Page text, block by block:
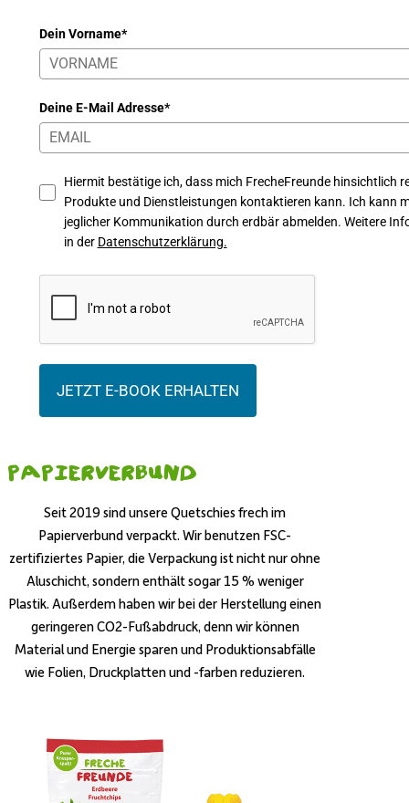
Dein Vorname*
Deine E-Mail Adresse*
Hiermit bestätige ich, dass mich FrecheFreunde hinsichtlich
Produkte und Dienstleistungen kontaktieren kann. Ich kann
jeglicher Kommunikation durch erdbär abmelden. Weitere
in der Datenschutzerklärung.
JETZT E-BOOK ERHALTEN
Papierverbund
Seit 2019 sind unsere Quetschies frech im
Papierverbund verpackt. Wir benutzen FSC-
zertifiziertes Papier, die Verpackung ist nicht nur ohne
Aluschicht, sondern enthält sogar 15 % weniger
Plastik. Außerdem haben wir bei der Herstellung einen
geringeren CO2-Fußabdruck, denn wir können
Material und Energie sparen und Produktionsabfälle
wie Folien, Druckplatten und -farben reduzieren.